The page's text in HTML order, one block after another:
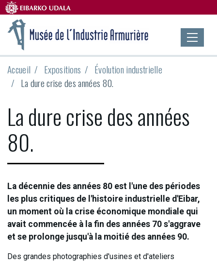
Accueil Expositions
Évolution industrielle
La dure crise des années 80.
La dure crise des années
80.
La décennie des années 80 est l'une des périodes
les plus critiques de l'histoire industrielle d'Eibar,
un moment où la crise économique mondiale qui
avait commencée à la fin des années 70 s'aggrave
et se prolonge jusqu'à la moitié des années 90.
Des grandes photographies d'usines et d'ateliers